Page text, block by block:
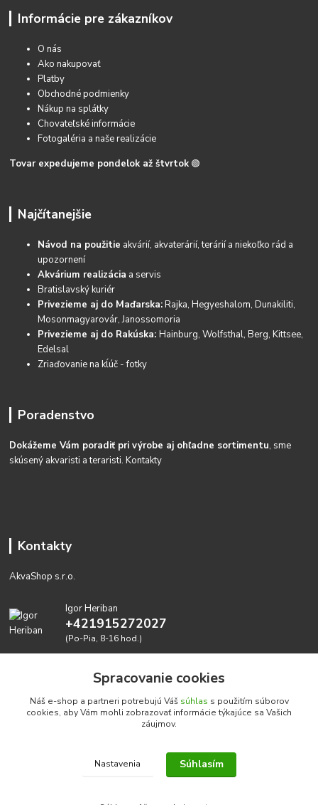
Informácie pre zákazníkov
O nás
Ako nakupovať
Platby
Obchodné podmienky
Nákup na splátky
Chovateľské informácie
Fotogaléria a naše realizácie
Tovar expedujeme pondelok až štvrtok 🟢
Najčítanejšie
Návod na použitie akvárií, akvaterárií, terárií a niekoľko rád a
upozornení
Akvárium realizácia a servis
Bratislavský kuriér
Privezieme aj do Maďarska:Rajka, Hegyeshalom, Dunakiliti,
Mosonmagyarovár, Janossomoria
Privezieme aj do Rakúska:Hainburg, Wolfsthal, Berg, Kittsee,
Edelsal
Zriaďovanie na kĺúč - fotky
Poradenstvo
Dokážeme Vám poradiť pri výrobe aj ohľadne sortimentu, sme
skúsený akvaristi a teraristi.Kontakty
Kontakty
AkvaShop s.r.o.
Igor Heriban
+421915272027
(Po-Pia, 8-16 hod.)
Realizujeme prírodné akvária: AkvaShop s.r.o. • IBAN:
SK3911000000002947087849
Spracovanie cookies
Náš e-shop a partneri potrebujú Váš súhlas s použitím súborov
cookies, aby Vám mohli zobrazovať informácie týkajúce sa Vašich
záujmov.
Nastavenia Súhlasím